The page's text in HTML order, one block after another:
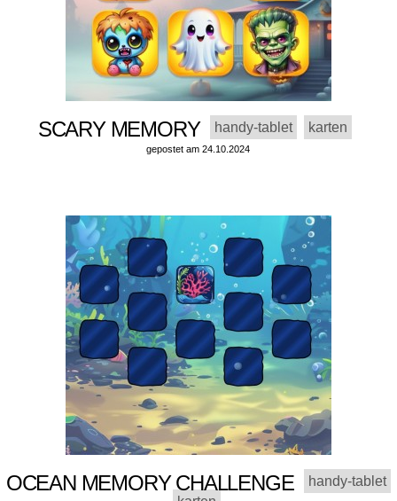
SCARY MEMORY handy-tablet karten
gepostet am 24.10.2024
OCEAN MEMORY CHALLENGE
handy-tablet